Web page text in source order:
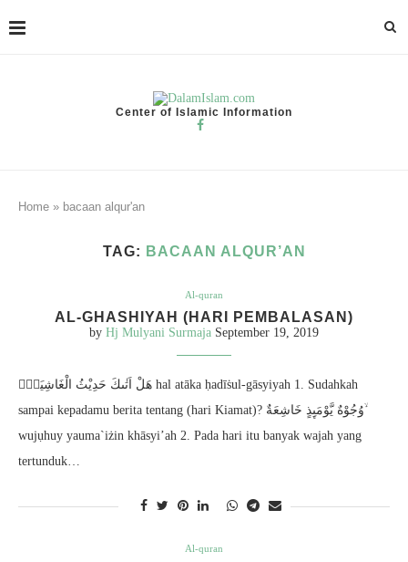
Center of Islamic Information
Home » bacaan alqur'an
TAG: BACAAN ALQUR’AN
Al-quran
AL-GHASHIYAH (HARI PEMBALASAN)
by Hj Mulyani Surmaja September 19, 2019
هَلْ اَتٰىكَ حَدِيْثُ الْغَاشِيَةِۗ hal atāka ḥadīṡul-gāsyiyah 1. Sudahkah
sampai kepadamu berita tentang (hari Kiamat)? وُجُوْهٌ يَّوْمَىِٕذٍ خَاشِعَةٌ ۙ
wujụhuy yauma`iżin khāsyi’ah 2. Pada hari itu banyak wajah yang
tertunduk…
Al-quran